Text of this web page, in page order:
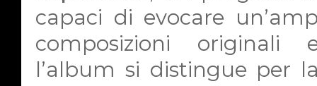
capaci di evocare
composizioni originali
l’album si distingue per